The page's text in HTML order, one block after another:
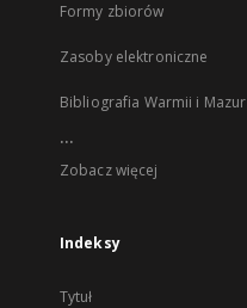
Formy zbiorów
Zasoby elektroniczne
Bibliografia Warmii i Mazur
...
Zobacz więcej
Indeksy
Tytuł